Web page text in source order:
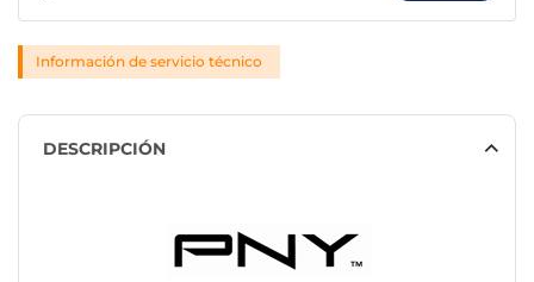
Información de servicio técnico
DESCRIPCIÓN